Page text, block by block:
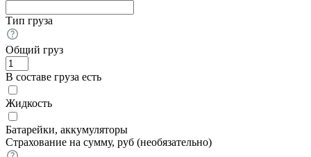
Тип груза
Общий груз
В составе груза есть
Жидкость
Батарейки, аккумуляторы
Страхование на сумму, руб (необязательно)